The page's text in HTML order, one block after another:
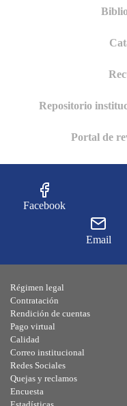
Repositorio
Portal de
Facebook
Email
Régimen legal
Contratación
Rendición de cuentas
Pago virtual
Calidad
Correo institucional
Redes Sociales
Quejas y reclamos
Encuesta